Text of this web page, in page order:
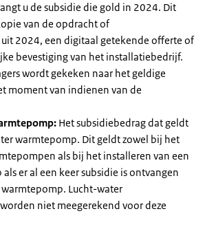
u de subsidie die gold in 2024. Dit
van de opdracht of
2024, een digitaal getekende offerte of
bevestiging van het installatiebedrijf.
wordt gekeken naar het geldige
moment van indienen van de
Het subsidiebedrag dat geldt
warmtepomp. Dit geldt zowel bij het
als bij het installeren van een
er al een keer subsidie is ontvangen
Lucht-water
niet meegerekend voor deze